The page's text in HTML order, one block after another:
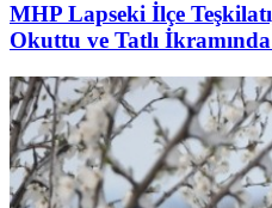
MHP Lapseki İlçe
Okuttu ve Tatlı